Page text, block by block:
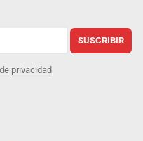
SUSCRIBIR
privacidad